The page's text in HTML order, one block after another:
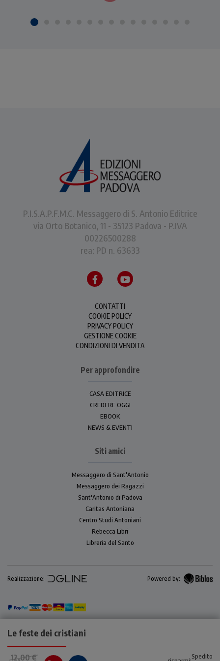
Le feste dei cristiani
12,00 € Spedito
P.I.S.A.P.F.M.C. Messaggero di S. Antonio Editrice
via Orto Botanico, 11 - 35123 Padova - P.IVA
00226500288
rea: PD n. 63633
CONTATTI
COOKIE POLICY
PRIVACY POLICY
GESTIONE COOKIE
CONDIZIONI DI VENDITA
Per approfondire
CASA EDITRICE
CREDERE OGGI
EBOOK
NEWS & EVENTI
Siti amici
Messaggero di Sant'Antonio
Messaggero dei Ragazzi
Sant'Antonio di Padova
Caritas Antoniana
Centro Studi Antoniani
Rebecca Libri
Libreria del Santo
Realizzazione: Powered by: